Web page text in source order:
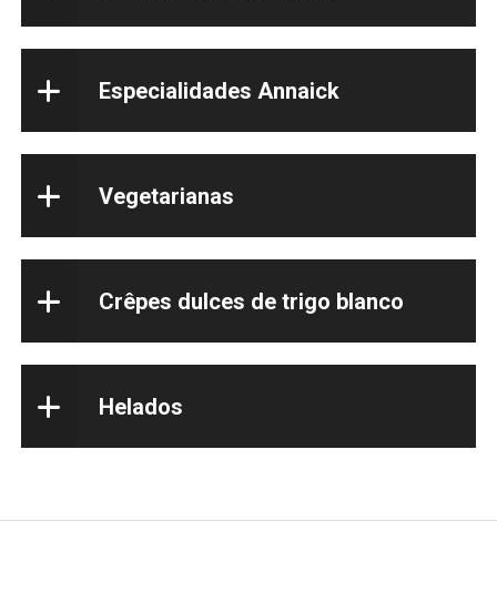
Especialidades Annaick
Vegetarianas
Crêpes dulces de trigo blanco
Helados